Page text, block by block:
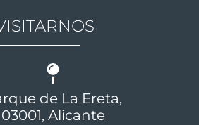
de La Ereta,
03001, Alicante